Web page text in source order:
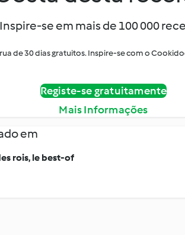
Inspire-se em mais de 100 000
de 30 dias gratuitos. Inspire-se com o
Registe-se gratuitamente
Mais Informações
em
rois, le best-of